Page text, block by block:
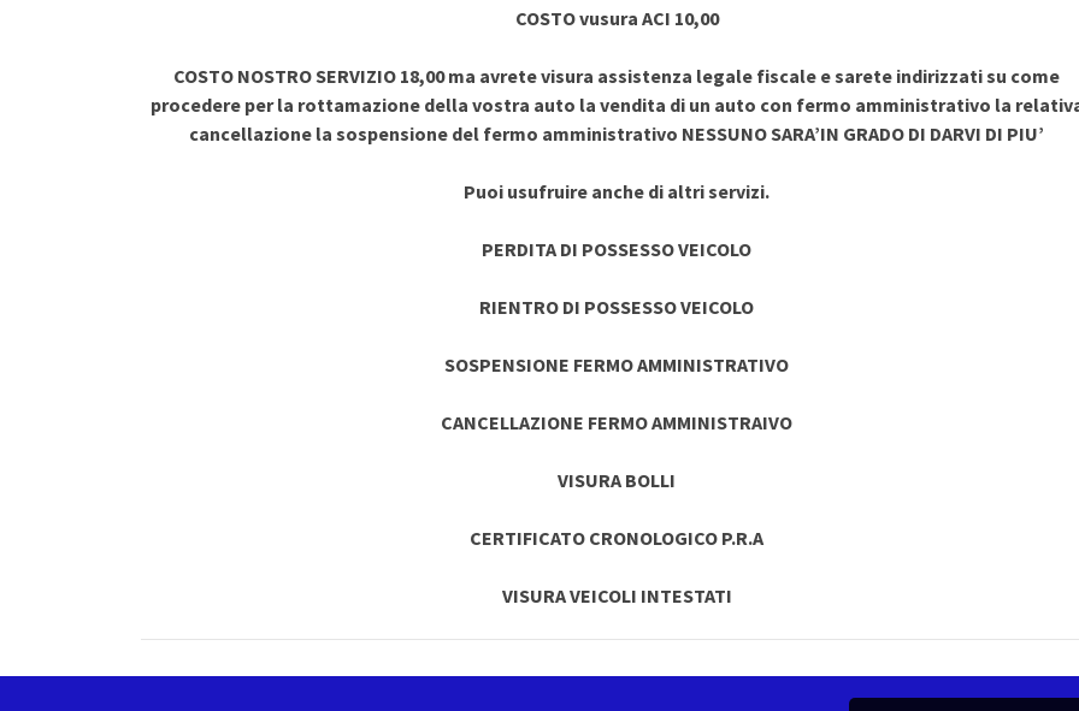
COSTO vusura ACI 10,00
COSTO NOSTRO SERVIZIO 18,00 ma avrete visura assistenza legale fiscale e sarete indirizzati su come
procedere per la rottamazione della vostra auto la vendita di un auto con fermo amministrativo la
cancellazione la sospensione del fermo amministrativo NESSUNO SARA’IN GRADO DI DARVI DI PIU’
Puoi usufruire anche di altri servizi.
PERDITA DI POSSESSO VEICOLO
RIENTRO DI POSSESSO VEICOLO
SOSPENSIONE FERMO AMMINISTRATIVO
CANCELLAZIONE FERMO AMMINISTRAIVO
VISURA BOLLI
CERTIFICATO CRONOLOGICO P.R.A
VISURA VEICOLI INTESTATI